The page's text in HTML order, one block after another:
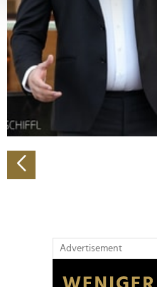
Erfahren Sie mehr darüber,
verarbeitet werden, und
Abschnitt Einzelheiten
Wir verwenden Cookies,
personalisieren,
zu können und die Zugriffe
analysieren. Außerdem
Verwendung unserer
soziale Medien, Werbung
Partner führen diese
Advertisement